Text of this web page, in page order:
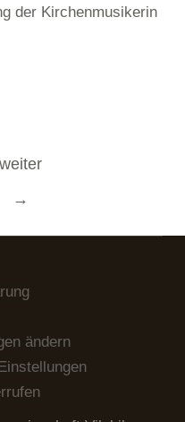
der Kirchenmusikerin
weiter
→
ändern